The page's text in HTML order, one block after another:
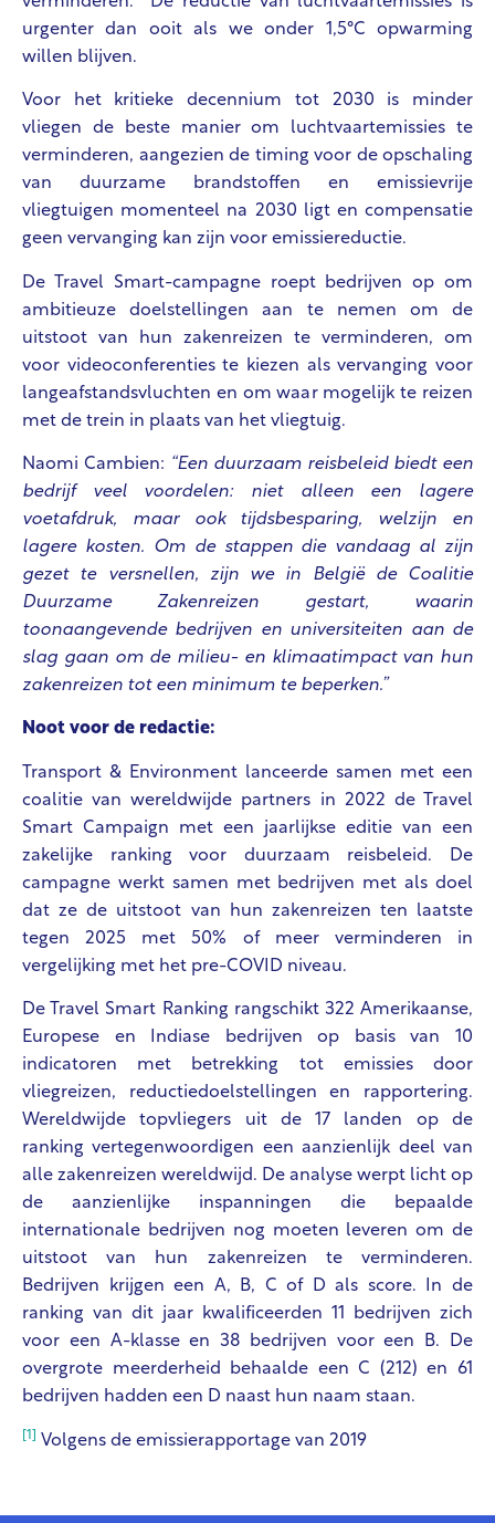
urgenter dan ooit als we onder 1,5°C opwarming
willen blijven.
Voor het kritieke decennium tot 2030 is minder
vliegen de beste manier om luchtvaartemissies te
verminderen, aangezien de timing voor de opschaling
van duurzame brandstoffen en emissievrije
vliegtuigen momenteel na 2030 ligt en compensatie
geen vervanging kan zijn voor emissiereductie.
De Travel Smart-campagne roept bedrijven op om
ambitieuze doelstellingen aan te nemen om de
uitstoot van hun zakenreizen te verminderen, om
voor videoconferenties te kiezen als vervanging voor
langeafstandsvluchten en om waar mogelijk te reizen
met de trein in plaats van het vliegtuig.
Naomi Cambien: “Een duurzaam reisbeleid biedt een
bedrijf veel voordelen: niet alleen een lagere
voetafdruk, maar ook tijdsbesparing, welzijn en
lagere kosten. Om de stappen die vandaag al zijn
gezet te versnellen, zijn we in België de Coalitie
Duurzame Zakenreizen gestart, waarin
toonaangevende bedrijven en universiteiten aan de
slag gaan om de milieu- en klimaatimpact van hun
zakenreizen tot een minimum te beperken.”
Noot voor de redactie:
Transport & Environment lanceerde samen met een
coalitie van wereldwijde partners in 2022 de Travel
Smart Campaign met een jaarlijkse editie van een
zakelijke ranking voor duurzaam reisbeleid. De
campagne werkt samen met bedrijven met als doel
dat ze de uitstoot van hun zakenreizen ten laatste
tegen 2025 met 50% of meer verminderen in
vergelijking met het pre-COVID niveau.​
De Travel Smart Ranking rangschikt 322 Amerikaanse,
Europese en Indiase bedrijven op basis van 10
indicatoren met betrekking tot emissies door
vliegreizen, reductiedoelstellingen en rapportering.
Wereldwijde topvliegers uit de 17 landen op de
ranking vertegenwoordigen een aanzienlijk deel van
alle zakenreizen wereldwijd. De analyse werpt licht op
de aanzienlijke inspanningen die bepaalde
internationale bedrijven nog moeten leveren om de
uitstoot van hun zakenreizen te verminderen.
Bedrijven krijgen een A, B, C of D als score. In de
ranking van dit jaar kwalificeerden 11 bedrijven zich
voor een A-klasse en 38 bedrijven voor een B. De
overgrote meerderheid behaalde een C (212) en 61
bedrijven hadden een D naast hun naam staan.
[1] Volgens de emissierapportage van 2019